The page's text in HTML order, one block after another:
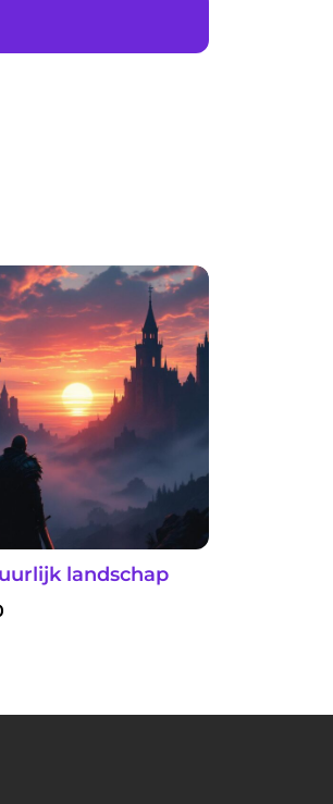
landschap